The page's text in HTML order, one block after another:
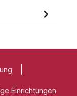
Einrichtungen